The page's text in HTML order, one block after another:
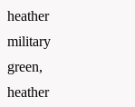
heather
military
green,
heather